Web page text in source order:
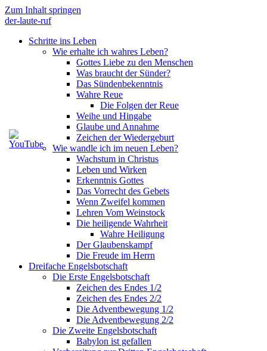
Zum Inhalt springen
der-laute-ruf
Schritte ins Leben
Wie erhalte ich wahres Leben?
Gottes Liebe zu den Menschen
Was braucht der Sünder?
Das Sündenbekenntnis
Wahre Reue
Die Folgen der Reue
Weihe und Hingabe
Glaube und Annahme
Zeichen der Wiedergeburt
Wie wandle ich im neuen Leben?
Wachstum in Christus
Leben und Wirken
Erkenntnis Gottes
Das Vorrecht des Gebets
Wenn Zweifel kommen
Lehren Vom Weinstock
Die heiligende Wahrheit
Wahre Heiligung
Der Glaubenskampf
Die Freude im Herrn
Dreifache Engelsbotschaft
Die Erste Engelsbotschaft
Zeichen des Endes 1/2
Zeichen des Endes 2/2
Die Adventbewegung 1/2
Die Adventbewegung 2/2
Die Zweite Engelsbotschaft
Babylon ist gefallen